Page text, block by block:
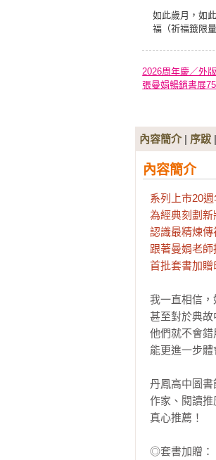
如此歲月，如
福（祈福籤限
2026周年慶／外
張曼娟暢銷書展75
內容簡介| 序跋 |
內容簡介
系列上市20
為經典刻劃新
認識最精煉傳
跟著曼娟老
首批套書加
我一直相信，
甚至對於典故
他們就不會錯
能更進一步
丹鳳高中圖書
作家、閱讀
真心推薦！
◎套書加贈：